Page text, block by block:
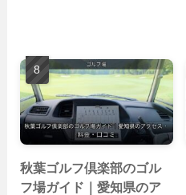
秋葉ゴルフ倶楽部のゴル
フ場ガイド｜愛知県のア